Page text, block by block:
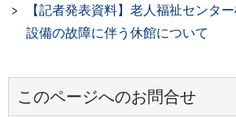
【記者発表資料】老人福祉センタ
設備の故障に伴う休館について
このページへのお問合せ